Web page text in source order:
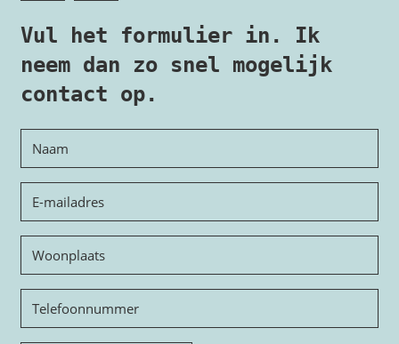
Vul het formulier in. Ik
neem dan zo snel mogelijk
contact op.
Woonplaats
Telefoon